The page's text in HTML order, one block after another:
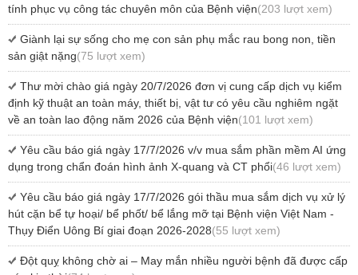
tính phục vụ công tác chuyên môn của Bệnh viện(203 lượt xem)
Giành lại sự sống cho mẹ con sản phụ mắc rau bong non, tiền
sản giật nặng(75 lượt xem)
Thư mời chào giá ngày 20/7/2026 đơn vị cung cấp dịch vụ kiểm
định kỹ thuật an toàn máy, thiết bị, vật tư có yêu cầu nghiêm ngặt
về an toàn lao động năm 2026 của Bệnh viện(101 lượt xem)
Yêu cầu báo giá ngày 17/7/2026 v/v mua sắm phần mềm AI ứng
dụng trong chẩn đoán hình ảnh X-quang và CT phổi(46 lượt xem)
Yêu cầu báo giá ngày 17/7/2026 gói thầu mua sắm dịch vụ xử lý
hút cặn bể tự hoại/ bể phốt/ bể lắng mỡ tại Bệnh viện Việt Nam -
Thụy Điển Uông Bí giai đoạn 2026-2028(55 lượt xem)
Đột quỵ không chờ ai – May mắn nhiều người bệnh đã được cấp